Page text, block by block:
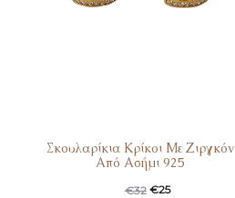
Σκουλαρίκια Κρίκοι Με Ζιργκόν
Από Ασήμι 925
€32 €25